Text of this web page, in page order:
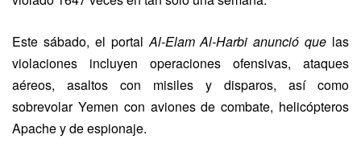
Este sábado, el portalAl-Elam Al-Harbianunció que las
violaciones incluyen operaciones ofensivas, ataques
aéreos, asaltos con misiles y disparos, así como
sobrevolar Yemen con aviones de combate, helicópteros
Apache y de espionaje.